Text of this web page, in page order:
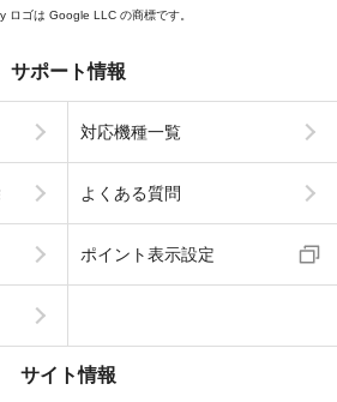
ゴは Google LLC の商標です。
サポート情報
対応機種一覧
よくある質問
ポイント表示設定
サイト情報